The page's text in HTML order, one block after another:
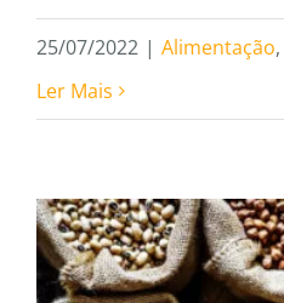
25/07/2022 | Alimentação,
Ler Mais